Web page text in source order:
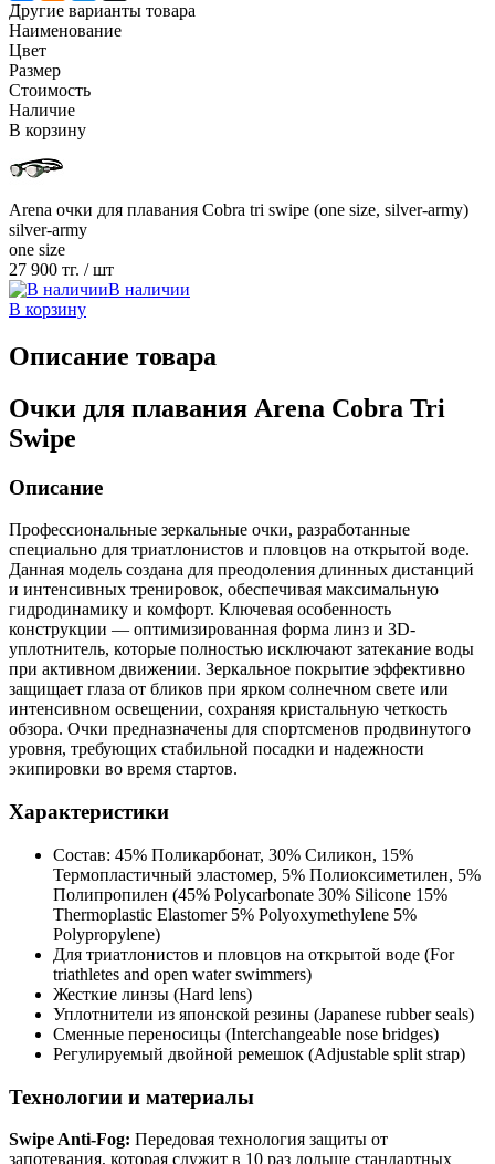
Другие варианты товара
Наименование
Цвет
Размер
Стоимость
Наличие
В корзину
Arena очки для плавания Cobra tri swipe (one size, silver-army)
silver-army
one size
27 900 тг. / шт
В наличии
В корзину
Описание товара
Очки для плавания Arena Cobra Tri
Swipe
Описание
Профессиональные зеркальные очки, разработанные
специально для триатлонистов и пловцов на открытой воде.
Данная модель создана для преодоления длинных дистанций
и интенсивных тренировок, обеспечивая максимальную
гидродинамику и комфорт. Ключевая особенность
конструкции — оптимизированная форма линз и 3D-
уплотнитель, которые полностью исключают затекание воды
при активном движении. Зеркальное покрытие эффективно
защищает глаза от бликов при ярком солнечном свете или
интенсивном освещении, сохраняя кристальную четкость
обзора. Очки предназначены для спортсменов продвинутого
уровня, требующих стабильной посадки и надежности
экипировки во время стартов.
Характеристики
Состав: 45% Поликарбонат, 30% Силикон, 15%
Термопластичный эластомер, 5% Полиоксиметилен, 5%
Полипропилен (45% Polycarbonate 30% Silicone 15%
Thermoplastic Elastomer 5% Polyoxymethylene 5%
Polypropylene)
Для триатлонистов и пловцов на открытой воде (For
triathletes and open water swimmers)
Жесткие линзы (Hard lens)
Уплотнители из японской резины (Japanese rubber seals)
Сменные переносицы (Interchangeable nose bridges)
Регулируемый двойной ремешок (Adjustable split strap)
Технологии и материалы
Swipe Anti-Fog: Передовая технология защиты от
запотевания, которая служит в 10 раз дольше стандартных